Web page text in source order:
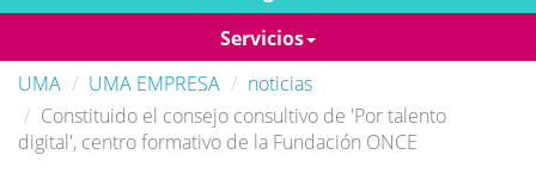
Servicios
UMA
UMA EMPRESA
noticias
Constituido el consejo consultivo de 'Por talento
digital', centro formativo de la Fundación ONCE